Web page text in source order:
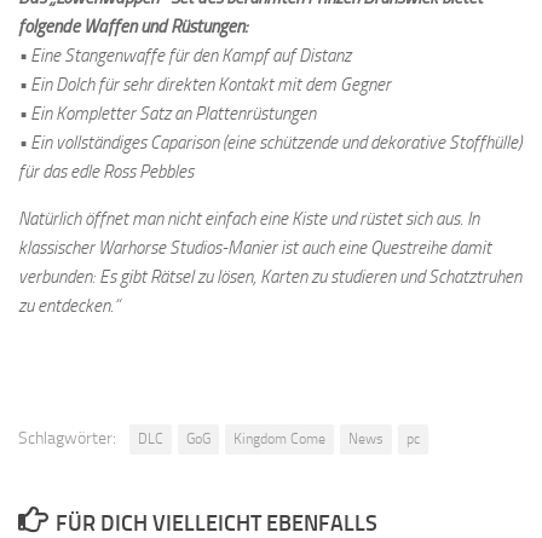
folgende Waffen und Rüstungen:
• Eine Stangenwaffe für den Kampf auf Distanz
• Ein Dolch für sehr direkten Kontakt mit dem Gegner
• Ein Kompletter Satz an Plattenrüstungen
• Ein vollständiges Caparison (eine schützende und dekorative Stoffhülle)
für das edle Ross Pebbles
Natürlich öffnet man nicht einfach eine Kiste und rüstet sich aus. In
klassischer Warhorse Studios-Manier ist auch eine Questreihe damit
verbunden: Es gibt Rätsel zu lösen, Karten zu studieren und Schatztruhen
zu entdecken.“
Schlagwörter: DLC GoG Kingdom Come News pc
FÜR DICH VIELLEICHT EBENFALLS